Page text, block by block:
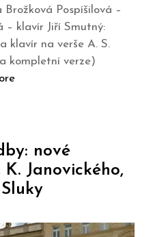
Pospíšilová –
klavír Jiří Smutný:
klavír na verše A. S.
kompletní verze)
nové
Janovického,